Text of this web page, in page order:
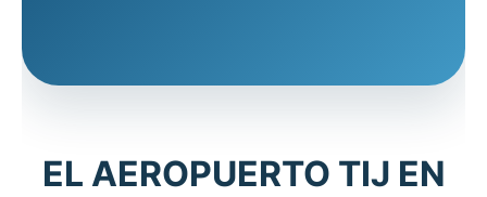
EL AEROPUERTO TIJ EN